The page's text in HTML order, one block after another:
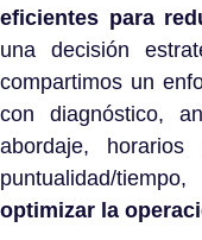
eficientes para
una decisión
compartimos un
con diagnóstico,
abordaje,
puntualidad/
optimizar la